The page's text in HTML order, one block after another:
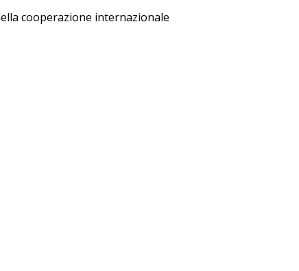
internazionale